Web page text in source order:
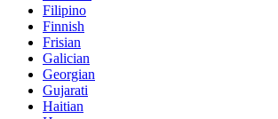
Filipino
Finnish
Frisian
Galician
Georgian
Gujarati
Haitian